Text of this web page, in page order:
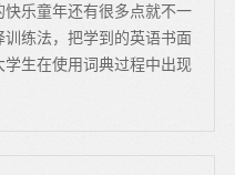
乐童年还有很多点就不一
练法，把学到的英语书面
生在使用词典过程中出现